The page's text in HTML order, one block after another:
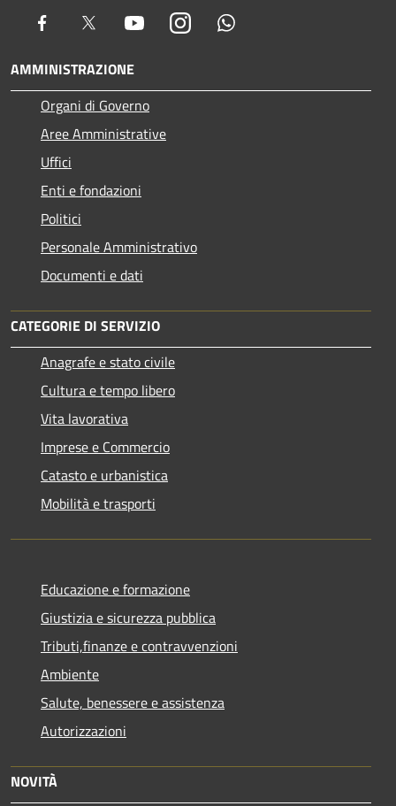
Facebook Twitter YoutubeInstagram
AMMINISTRAZIONE
Organi di Governo
Aree Amministrative
Uffici
Enti e fondazioni
Politici
Personale Amministrativo
Documenti e dati
CATEGORIE DI SERVIZIO
Anagrafe e stato civile
Cultura e tempo libero
Vita lavorativa
Imprese e Commercio
Catasto e urbanistica
Mobilità e trasporti
Educazione e formazione
Giustizia e sicurezza pubblica
Tributi,finanze e contravvenzioni
Ambiente
Salute, benessere e assistenza
Autorizzazioni
NOVITÀ